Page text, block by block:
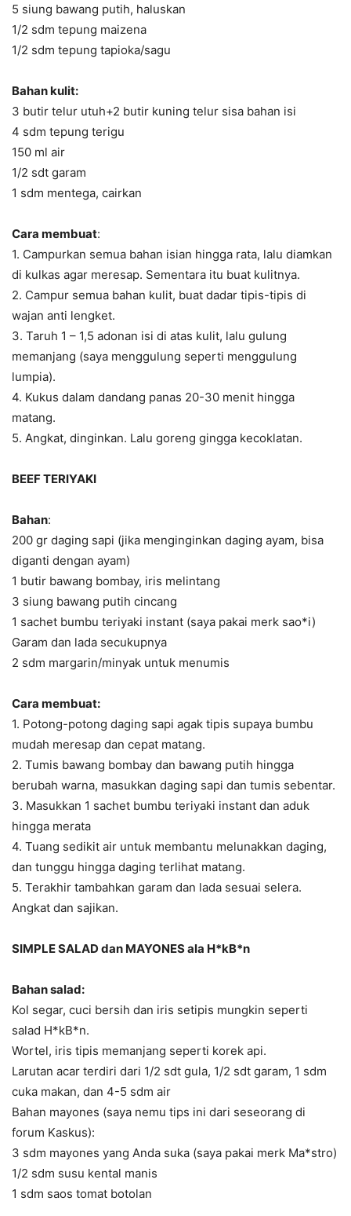
5 siung bawang putih, haluskan
1/2 sdm tepung maizena
1/2 sdm tepung tapioka/sagu
Bahan kulit:
3 butir telur utuh+2 butir kuning telur sisa bahan isi
4 sdm tepung terigu
150 ml air
1/2 sdt garam
1 sdm mentega, cairkan
Cara membuat:
1. Campurkan semua bahan isian hingga rata, lalu diamkan
di kulkas agar meresap. Sementara itu buat kulitnya.
2. Campur semua bahan kulit, buat dadar tipis-tipis di
wajan anti lengket.
3. Taruh 1 – 1,5 adonan isi di atas kulit, lalu gulung
memanjang (saya menggulung seperti menggulung
lumpia).
4. Kukus dalam dandang panas 20-30 menit hingga
matang.
5. Angkat, dinginkan. Lalu goreng gingga kecoklatan.
BEEF TERIYAKI
Bahan:
200 gr daging sapi (jika menginginkan daging ayam, bisa
diganti dengan ayam)
1 butir bawang bombay, iris melintang
3 siung bawang putih cincang
1 sachet bumbu teriyaki instant (saya pakai merk sao*i)
Garam dan lada secukupnya
2 sdm margarin/minyak untuk menumis
Cara membuat:
1. Potong-potong daging sapi agak tipis supaya bumbu
mudah meresap dan cepat matang.
2. Tumis bawang bombay dan bawang putih hingga
berubah warna, masukkan daging sapi dan tumis sebentar.
3. Masukkan 1 sachet bumbu teriyaki instant dan aduk
hingga merata
4. Tuang sedikit air untuk membantu melunakkan daging,
dan tunggu hingga daging terlihat matang.
5. Terakhir tambahkan garam dan lada sesuai selera.
Angkat dan sajikan.
SIMPLE SALAD dan MAYONES ala H*kB*n
Bahan salad:
Kol segar, cuci bersih dan iris setipis mungkin seperti
salad H*kB*n.
Wortel, iris tipis memanjang seperti korek api.
Larutan acar terdiri dari 1/2 sdt gula, 1/2 sdt garam, 1 sdm
cuka makan, dan 4-5 sdm air
Bahan mayones (saya nemu tips ini dari seseorang di
forum Kaskus):
3 sdm mayones yang Anda suka (saya pakai merk Ma*stro)
1/2 sdm susu kental manis
1 sdm saos tomat botolan